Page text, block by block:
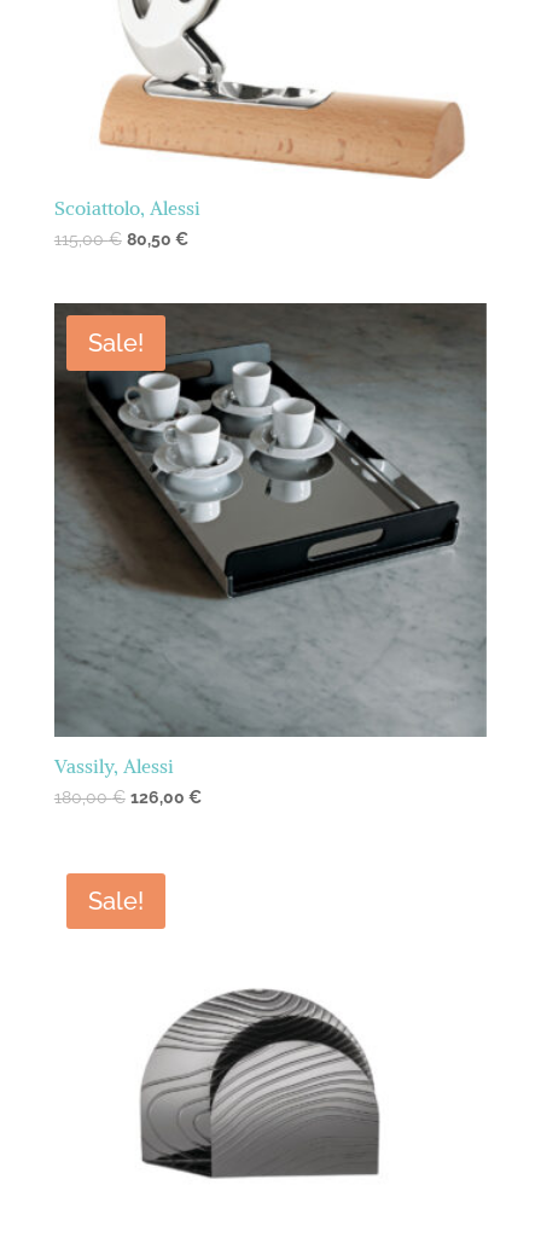
Scoiattolo, Alessi
115,00€ 80,50 €
Sale!
Vassily, Alessi
180,00€ 126,00 €
Sale!